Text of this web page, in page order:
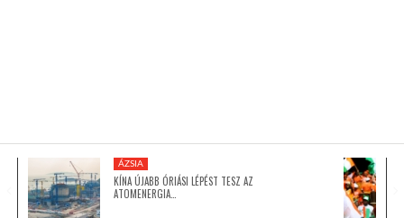
ÁZSIA
KÍNA ÚJABB ÓRIÁSI LÉPÉST TESZ AZ
ATOMENERGIA…